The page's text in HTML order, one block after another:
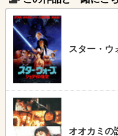
スター・ウ
オオカミの